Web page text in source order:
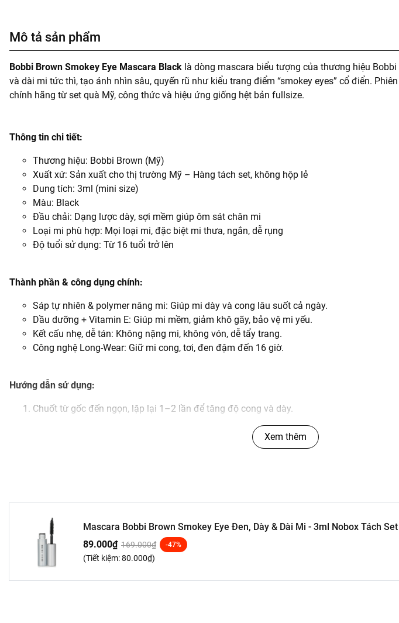
Mô tả sản phẩm
Bobbi Brown Smokey Eye Mascara Black là dòng mascara biểu tượng của thương hiệu
và dài mi tức thì, tạo ánh nhìn sâu, quyến rũ như kiểu trang điểm “smokey eyes” cổ điển.
chính hãng từ set quà Mỹ, công thức và hiệu ứng giống hệt bản fullsize.
Thông tin chi tiết:
Thương hiệu: Bobbi Brown (Mỹ)
Xuất xứ: Sản xuất cho thị trường Mỹ – Hàng tách set, không hộp lẻ
Dung tích: 3ml (mini size)
Màu: Black
Đầu chải: Dạng lược dày, sợi mềm giúp ôm sát chân mi
Loại mi phù hợp: Mọi loại mi, đặc biệt mi thưa, ngắn, dễ rụng
Độ tuổi sử dụng: Từ 16 tuổi trở lên
Thành phần & công dụng chính:
Sáp tự nhiên & polymer nâng mi: Giúp mi dày và cong lâu suốt cả ngày.
Dầu dưỡng + Vitamin E: Giúp mi mềm, giảm khô gãy, bảo vệ mi yếu.
Kết cấu nhẹ, dễ tán: Không nặng mi, không vón, dễ tẩy trang.
Công nghệ Long-Wear: Giữ mi cong, tơi, đen đậm đến 16 giờ.
Hướng dẫn sử dụng:
Chuốt từ gốc đến ngọn, lặp lại 1–2 lần để tăng độ cong và dày.
Dễ dàng tẩy trang bằng sản phẩm chuyên dụng cho vùng mắt.
Xem thêm
Mascara Bobbi Brown Smokey Eye Đen, Dày & Dài Mi - 3ml Nobox Tách Set
89.000₫ 169.000₫ -47%
(Tiết kiệm:80.000₫)